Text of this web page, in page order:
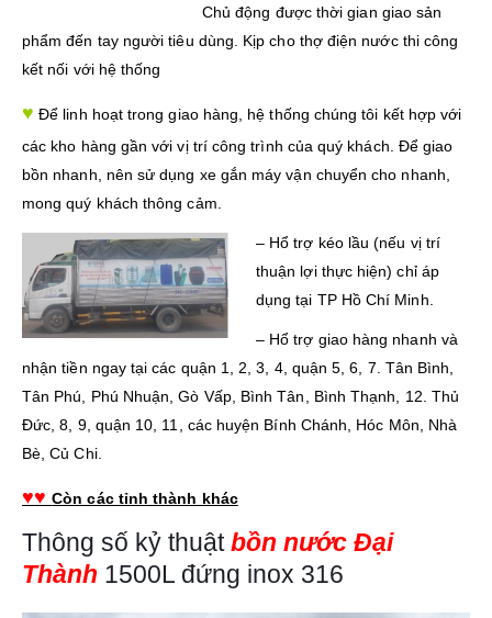
Chủ động được thời gian giao sản
phẩm đến tay người tiêu dùng. Kịp cho thợ điện nước thi công
kết nối với hệ thống
♥ Để linh hoạt trong giao hàng, hệ thống chúng tôi kết hợp với
các kho hàng gần với vị trí công trình của quý khách. Để giao
bồn nhanh, nên sử dụng xe gắn máy vận chuyển cho nhanh,
mong quý khách thông cảm.
– Hổ trợ kéo lầu (nếu vị trí
thuận lợi thực hiện) chỉ áp
dụng tại TP Hồ Chí Minh.
– Hổ trợ giao hàng nhanh và
nhận tiền ngay tại các quận 1, 2, 3, 4, quận 5, 6, 7. Tân Bình,
Tân Phú, Phú Nhuận, Gò Vấp, Bình Tân, Bình Thạnh, 12. Thủ
Đức, 8, 9, quận 10, 11, các huyện Bính Chánh, Hóc Môn, Nhà
Bè, Củ Chi.
♥♥Còn các tỉnh thành khác
Thông số kỷ thuậtbồn nước Đại
Thành 1500L đứng inox 316